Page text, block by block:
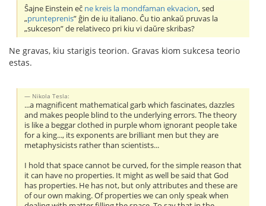
Ŝajne Einstein eĉ ne kreis la mondfaman ekvacion, sed
„prunteprenis” ĝin de iu italiano. Ĉu tio ankaŭ pruvas la
„sukceson” de relativeco pri kiu vi daŭre skribas?
Ne gravas, kiu starigis teorion. Gravas kiom sukcesa teorio
estas.
Nikola Tesla:
...a magnificent mathematical garb which fascinates, dazzles
and makes people blind to the underlying errors. The theory
is like a beggar clothed in purple whom ignorant people take
for a king..., its exponents are brilliant men but they are
metaphysicists rather than scientists...
I hold that space cannot be curved, for the simple reason that
it can have no properties. It might as well be said that God
has properties. He has not, but only attributes and these are
of our own making. Of properties we can only speak when